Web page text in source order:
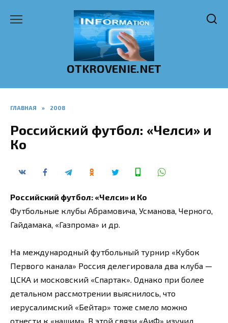
OTKROVENIE.NET
ГЛАВНАЯ » 2008
Российский футбол: «Челси» и
Ко
Российский футбол: «Челси» и Ко
Футбольные клубы Абрамовича, Усманова, Черного,
Гайдамака, «Газпрома» и др.
На международный футбольный турнир «Кубок
Первого канала» Россия делегировала два клуба —
ЦСКА и московский «Спартак». Однако при более
детальном рассмотрении выяснилось, что
иерусалимский «Бейтар» тоже смело можно
отнести к «нашим». В этой связи «АиФ» изучил